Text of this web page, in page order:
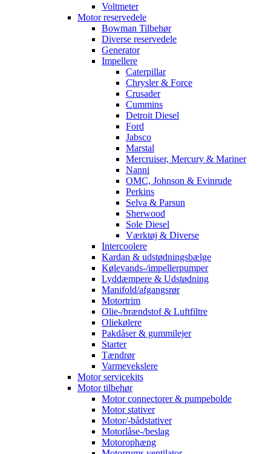
Voltmeter
Motor reservedele
Bowman Tilbehør
Diverse reservedele
Generator
Impellere
Caterpillar
Chrysler & Force
Crusader
Cummins
Detroit Diesel
Ford
Jabsco
Marstal
Mercruiser, Mercury & Mariner
Nanni
OMC, Johnson & Evinrude
Perkins
Selva & Parsun
Sherwood
Sole Diesel
Værktøj & Diverse
Intercoolere
Kardan & udstødningsbælge
Kølevands-/impellerpumper
Lyddæmpere & Udstødning
Manifold/afgangsrør
Motortrim
Olie-/brændstof & Luftfiltre
Oliekølere
Pakdåser & gummilejer
Starter
Tændrør
Varmevekslere
Motor servicekits
Motor tilbehør
Motor connectorer & pumpebolde
Motor stativer
Motor/-bådstativer
Motorlåse-/beslag
Motorophæng